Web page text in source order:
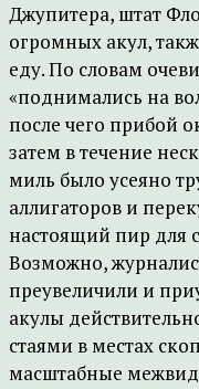
Джупитера, штат
огромных акул,
еду. По словам
«поднимались на
после чего прибой
затем в течение
миль было усеяно
аллигаторов и
настоящий пир для
Возможно,
преувеличили и
акулы
стаями в местах
масштабные